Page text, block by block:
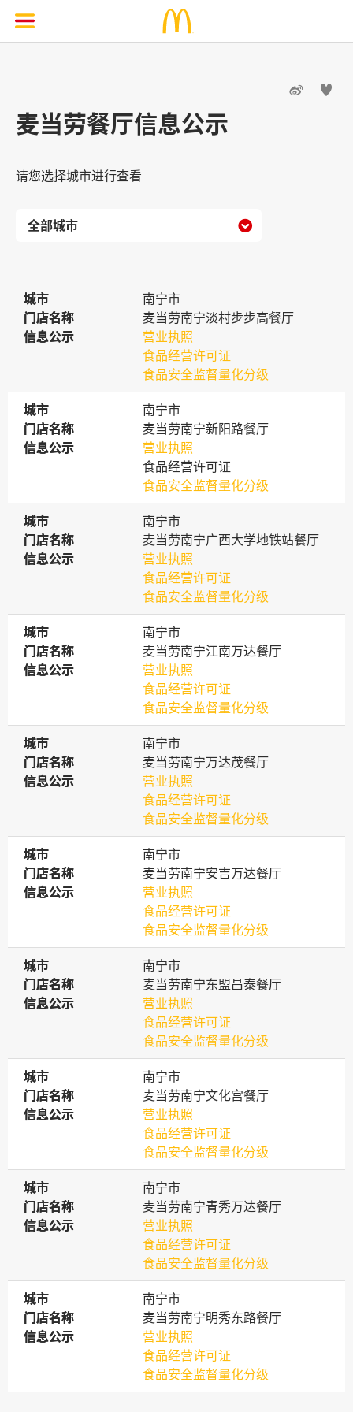
 
麦当劳餐厅信息公示
请您选择城市进行查看

城市
城市
南宁市
门店名称
门店名称
麦当劳南宁淡村步步高餐厅
信息公示
信息公示
营业执照
食品经营许可证
食品安全监督量化分级
城市
城市
南宁市
门店名称
门店名称
麦当劳南宁新阳路餐厅
信息公示
信息公示
营业执照
食品经营许可证
食品安全监督量化分级
城市
城市
南宁市
门店名称
门店名称
麦当劳南宁广西大学地铁站餐厅
信息公示
信息公示
营业执照
食品经营许可证
食品安全监督量化分级
城市
城市
南宁市
门店名称
门店名称
麦当劳南宁江南万达餐厅
信息公示
信息公示
营业执照
食品经营许可证
食品安全监督量化分级
城市
城市
南宁市
门店名称
门店名称
麦当劳南宁万达茂餐厅
信息公示
信息公示
营业执照
食品经营许可证
食品安全监督量化分级
城市
城市
南宁市
门店名称
门店名称
麦当劳南宁安吉万达餐厅
信息公示
信息公示
营业执照
食品经营许可证
食品安全监督量化分级
城市
城市
南宁市
门店名称
门店名称
麦当劳南宁东盟昌泰餐厅
信息公示
信息公示
营业执照
食品经营许可证
食品安全监督量化分级
城市
城市
南宁市
门店名称
门店名称
麦当劳南宁文化宫餐厅
信息公示
信息公示
营业执照
食品经营许可证
食品安全监督量化分级
城市
城市
南宁市
门店名称
门店名称
麦当劳南宁青秀万达餐厅
信息公示
信息公示
营业执照
食品经营许可证
食品安全监督量化分级
城市
城市
南宁市
门店名称
门店名称
麦当劳南宁明秀东路餐厅
信息公示
信息公示
营业执照
食品经营许可证
食品安全监督量化分级